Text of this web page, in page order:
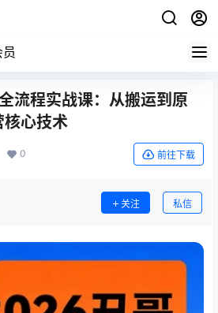
员
流程实战课：从搬运到原
核心技术
0 前往下载
关注 私信